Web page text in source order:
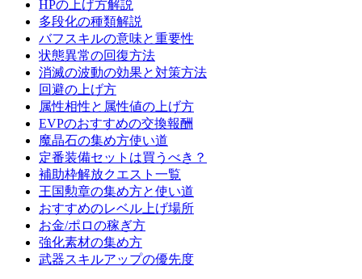
HPの上げ方解説
多段化の種類解説
バフスキルの意味と重要性
状態異常の回復方法
消滅の波動の効果と対策方法
回避の上げ方
属性相性と属性値の上げ方
EVPのおすすめの交換報酬
魔晶石の集め方使い道
定番装備セットは買うべき？
補助枠解放クエスト一覧
王国勲章の集め方と使い道
おすすめのレベル上げ場所
お金/ポロの稼ぎ方
強化素材の集め方
武器スキルアップの優先度